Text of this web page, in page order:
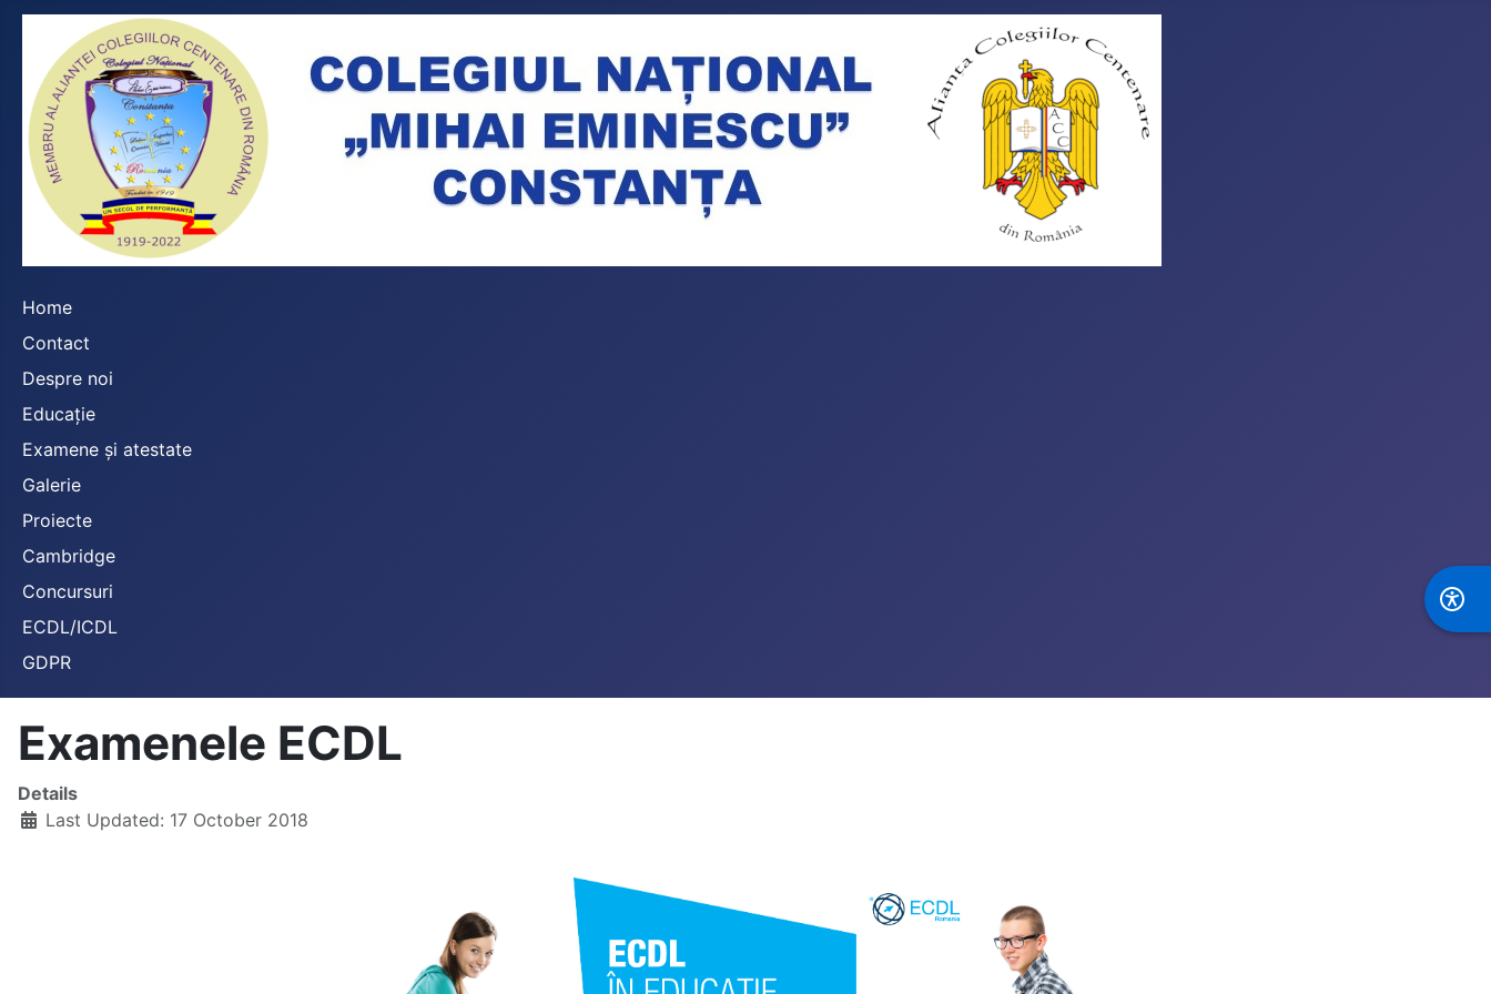
Home
Contact
Despre noi
Educație
Examene și atestate
Galerie
Proiecte
Cambridge
Concursuri
ECDL/ICDL
GDPR
Examenele ECDL
Details
Last Updated: 17 October 2018